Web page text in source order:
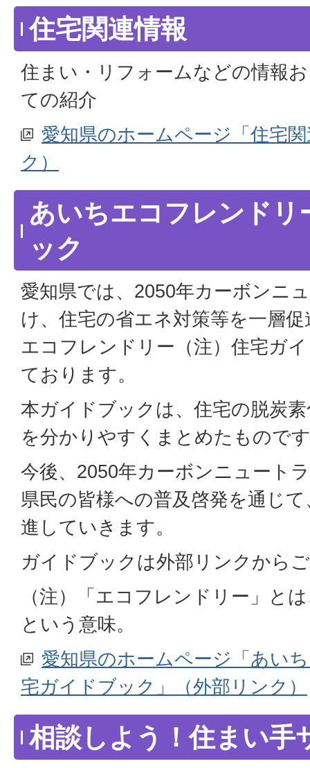
住宅関連情報
住まい・リフォームなどの情報
ての紹介
愛知県のホームページ「住宅
ク）
あいちエコフレンドリ
ック
愛知県では、2050年カーボンニ
け、住宅の省エネ対策等を一層
エコフレンドリー（注）住宅ガ
ております。
本ガイドブックは、住宅の脱炭
を分かりやすくまとめたもので
今後、2050年カーボンニュート
県民の皆様への普及啓発を通じ
進していきます。
ガイドブックは外部リンクから
（注）「エコフレンドリー」と
という意味。
愛知県のホームページ「あい
宅ガイドブック」（外部リンク）
相談しよう！住まい手